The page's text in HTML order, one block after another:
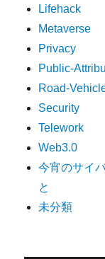
Lifehack
Metaverse
Privacy
Public-
Road-
Security
Telework
Web3.0
今宵のサイ
と
未分類